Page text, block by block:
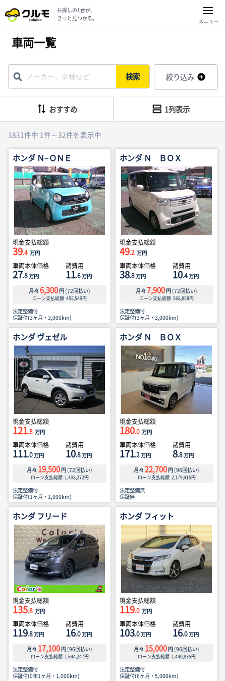
お探しの1台が、
きっと見つかる。
メニュー
車両一覧
検索 絞り込み
1831件中 1件～32件を表示中
おすすめ 1列表示
ホンダ Ｎ−ＯＮＥ
現金支払総額
39.4 万円
車両本体価格
27.8万円
諸費用
11.6万円
月々 6,300 円 (72回払い)
ローン支払総額 455,549円
法定整備付
保証付(3ヶ月・3,000km)
ホンダ Ｎ ＢＯＸ
現金支払総額
49.2 万円
車両本体価格
38.8万円
諸費用
10.4万円
月々 7,900 円 (72回払い)
ローン支払総額 568,858円
法定整備付
保証付(3ヶ月・3,000km)
ホンダ ヴェゼル
現金支払総額
121.8 万円
車両本体価格
111.0万円
諸費用
10.8万円
月々 19,500 円 (72回払い)
ローン支払総額 1,408,272円
法定整備付
保証付(1ヶ月・1,000km)
ホンダ Ｎ ＢＯＸ
現金支払総額
180.0 万円
車両本体価格
171.2万円
諸費用
8.8万円
月々 22,700 円 (96回払い)
ローン支払総額 2,179,415円
法定整備無
保証無
ホンダ フリード
現金支払総額
135.8 万円
車両本体価格
119.8万円
諸費用
16.0万円
月々 17,100 円 (96回払い)
ローン支払総額 1,644,247円
法定整備付
保証付(0年1ヶ月・1,000km)
ホンダ フィット
現金支払総額
119.0 万円
車両本体価格
103.0万円
諸費用
16.0万円
月々 15,000 円 (96回払い)
ローン支払総額 1,440,835円
法定整備付
保証付(6ヶ月・5,000km)